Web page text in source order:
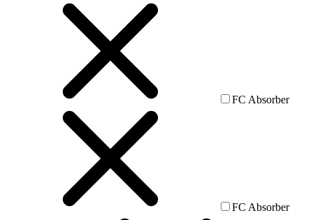
FC Absorber
FC Absorber